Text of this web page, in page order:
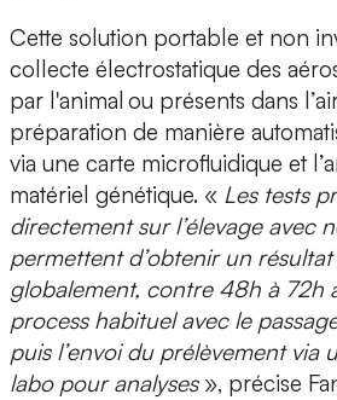
Cette solution portable et non
collecte électrostatique des
par l'animal ou présents dans
préparation de manière
via une carte microfluidique et
matériel génétique. « Les tests
directement sur l’élevage avec
permettent d’obtenir un
globalement, contre 48h à 72h
process habituel avec le
puis l’envoi du prélèvement via
labo pour analyses», précise